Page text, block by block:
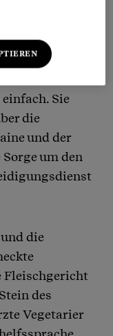
Mutter und
Sie
die
und der
um den
die
Fleischgericht
des
Vegetarier